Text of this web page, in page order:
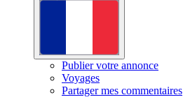
Publier votre annonce
Voyages
Partager mes commentaires